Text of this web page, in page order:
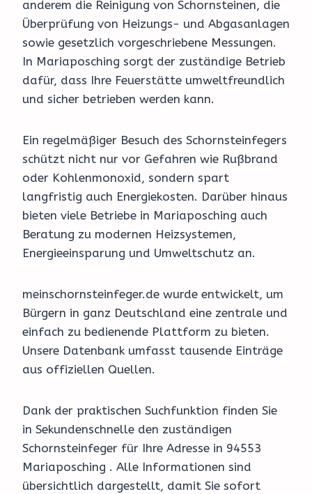
anderem die Reinigung von Schornsteinen, die
Überprüfung von Heizungs- und Abgasanlagen
sowie gesetzlich vorgeschriebene Messungen.
In Mariaposching sorgt der zuständige Betrieb
dafür, dass Ihre Feuerstätte umweltfreundlich
und sicher betrieben werden kann.
Ein regelmäßiger Besuch des Schornsteinfegers
schützt nicht nur vor Gefahren wie Rußbrand
oder Kohlenmonoxid, sondern spart
langfristig auch Energiekosten. Darüber hinaus
bieten viele Betriebe in Mariaposching auch
Beratung zu modernen Heizsystemen,
Energieeinsparung und Umweltschutz an.
meinschornsteinfeger.de wurde entwickelt, um
Bürgern in ganz Deutschland eine zentrale und
einfach zu bedienende Plattform zu bieten.
Unsere Datenbank umfasst tausende Einträge
aus offiziellen Quellen.
Dank der praktischen Suchfunktion finden Sie
in Sekundenschnelle den zuständigen
Schornsteinfeger für Ihre Adresse in 94553
Mariaposching . Alle Informationen sind
übersichtlich dargestellt, damit Sie sofort